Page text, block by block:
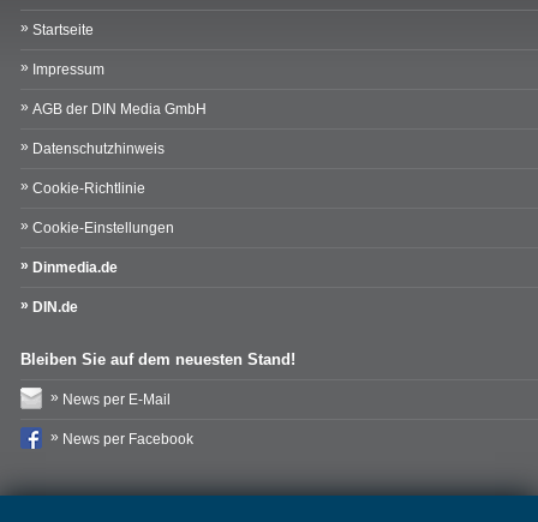
Startseite
Impressum
AGB der DIN Media GmbH
Datenschutzhinweis
Cookie-Richtlinie
Cookie-Einstellungen
Dinmedia.de
DIN.de
Bleiben Sie auf dem neuesten Stand!
News per E-Mail
News per Facebook